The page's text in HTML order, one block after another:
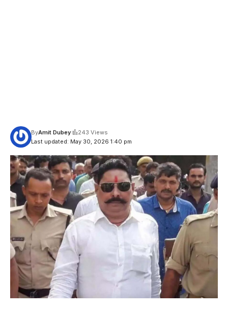
Last updated: May 30, 2026 1:40 pm
ByAmit Dubey 243 Views